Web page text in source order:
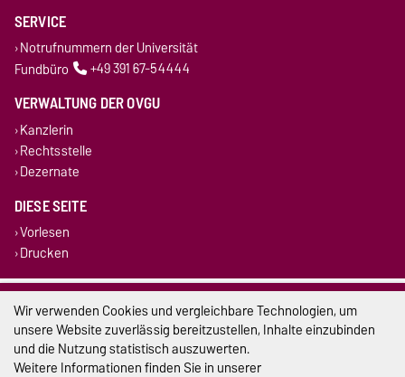
SERVICE
Notrufnummern der Universität
Fundbüro
+49 391 67-54444
VERWALTUNG DER OVGU
Kanzlerin
Rechtsstelle
Dezernate
DIESE SEITE
Vorlesen
Drucken
Impressum
Datenschutz
Barrierefreiheit
Wir verwenden Cookies und vergleichbare Technologien, um
unsere Website zuverlässig bereitzustellen, Inhalte einzubinden
und die Nutzung statistisch auszuwerten.
Weitere Informationen finden Sie in unserer